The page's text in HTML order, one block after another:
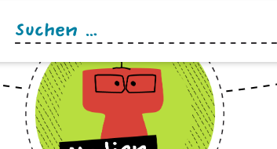
Suchen
nach: